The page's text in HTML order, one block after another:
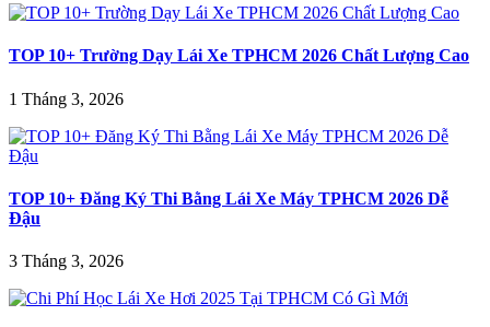
TOP 10+ Trường Dạy Lái Xe TPHCM 2026 Chất Lượng Cao
1 Tháng 3, 2026
TOP 10+ Đăng Ký Thi Bằng Lái Xe Máy TPHCM 2026 Dễ
Đậu
3 Tháng 3, 2026